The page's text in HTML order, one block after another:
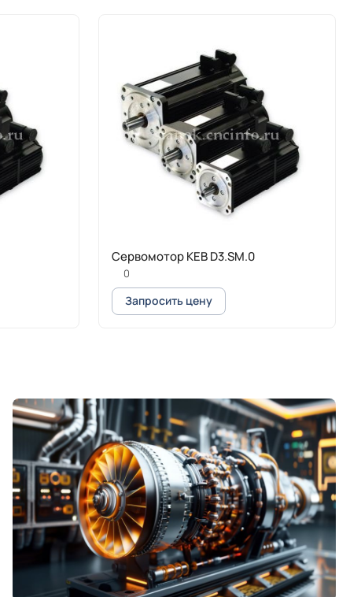
Сервомотор KEB D3.SM.0
0
Запросить цену